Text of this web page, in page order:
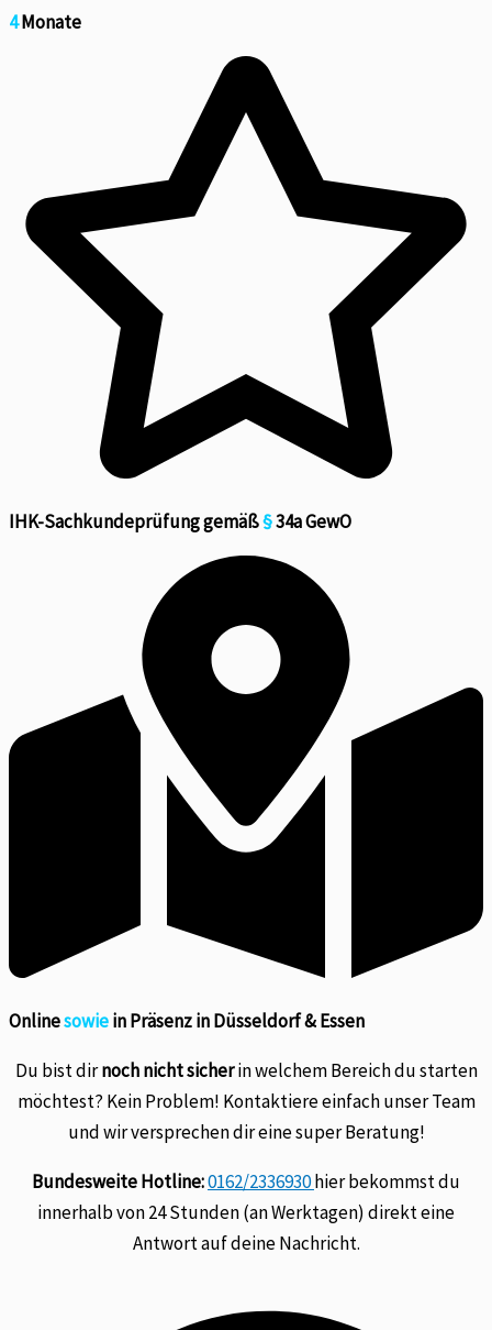
4Monate
IHK-Sachkundeprüfung gemäß§34a GewO
Onlinesowiein Präsenz in Düsseldorf & Essen
Du bist dirnoch nicht sicherin welchem Bereich du starten
möchtest? Kein Problem! Kontaktiere einfach unser Team
und wir versprechen dir eine super Beratung!
Bundesweite Hotline:0162/2336930hier bekommst du
innerhalb von 24 Stunden (an Werktagen) direkt eine
Antwort auf deine Nachricht.